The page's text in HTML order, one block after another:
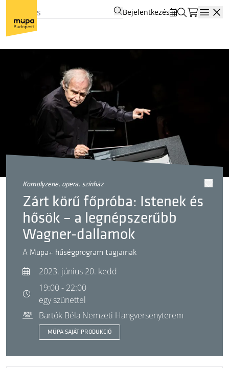
Bejelentkezés
komolyzene, opera, színház
Zárt körű főpróba: Istenek és
hősök – a legnépszerűbb
Wagner-dallamok
A Müpa+ hűségprogram tagjainak
2023. június 20. kedd
19:00 - 22:00
egy szünettel
Bartók Béla Nemzeti Hangversenyterem
MÜPA SAJÁT PRODUKCIÓ